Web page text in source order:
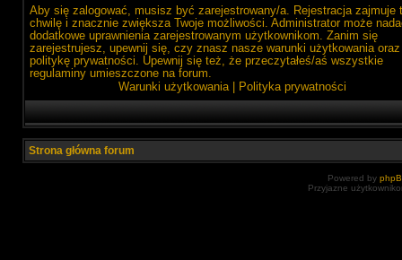
Aby się zalogować, musisz być zarejestrowany/a. Rejestracja zajmuje
chwilę i znacznie zwiększa Twoje możliwości. Administrator może
dodatkowe uprawnienia zarejestrowanym użytkownikom. Zanim się
zarejestrujesz, upewnij się, czy znasz nasze warunki użytkowania oraz
politykę prywatności. Upewnij się też, że przeczytałeś/aś wszystkie
regulaminy umieszczone na forum.
Warunki użytkowania| Polityka prywatności
Strona główna forum
Powered by
Przyjazne